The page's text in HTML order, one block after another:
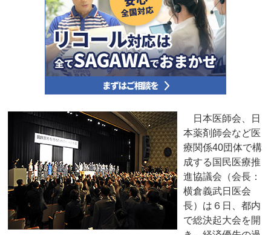
日本医師会、日
本薬剤師会など医
療関係40団体で構
成する国民医療推
進協議会（会長：
横倉義武日医会
長）は６日、都内
で総決起大会を開